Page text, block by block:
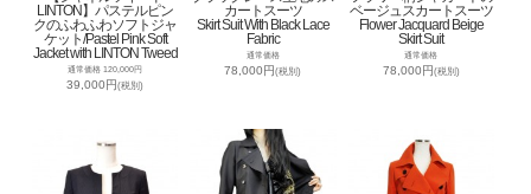
LINTON】パステルピン
クのふわふわソフトジャ
ケット/Pastel Pink Soft
Jacket with LINTON Tweed
通常価格 120,000円
39,000円(税別)
カートスーツ
Skirt Suit With Black Lace
Fabric
通常価格
78,000円(税別)
ベージュスカートスーツ
Flower Jacquard Beige
Skirt Suit
通常価格
78,000円(税別)